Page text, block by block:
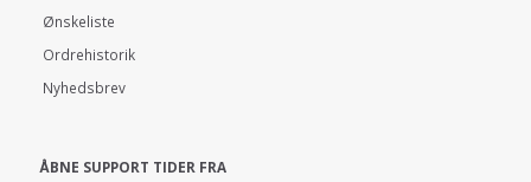
Ønskeliste
Ordrehistorik
Nyhedsbrev
ÅBNE SUPPORT TIDER FRA